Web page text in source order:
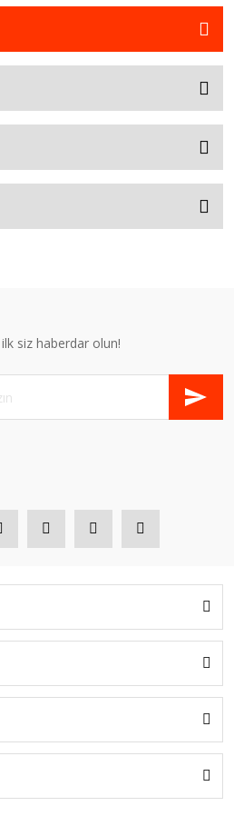
siz haberdar olun!